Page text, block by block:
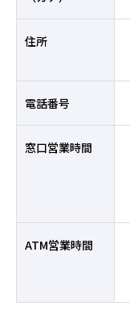
住所
電話番号
窓口営業時間
ATM営業時間